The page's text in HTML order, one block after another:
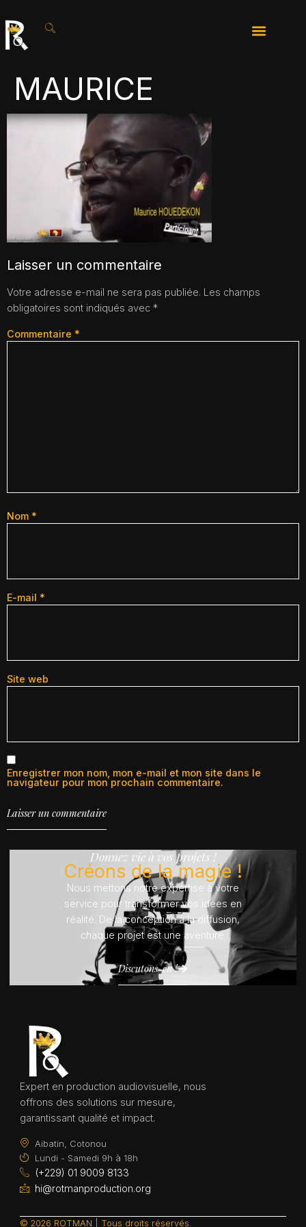
MAURICE
Laisser un commentaire
Votre adresse e-mail ne sera pas publiée. Les champs
obligatoires sont indiqués avec *
Commentaire *
Nom *
E-mail *
Site web
Enregistrer mon nom, mon e-mail et mon site dans le
navigateur pour mon prochain commentaire.
Donnez vie à vos projets !
Créons de la magie !
Nous mettons notre expertise à votre
service pour transformer vos idées en
réalité. De la conception à la diffusion,
chaque projet est une aventure.
Discutons-en !
Expert en production audiovisuelle, nous
offrons des solutions sur mesure,
garantissant qualité et impact.
Aibatin, Cotonou
Lundi - Samedi 9h à 18h
(+229) 01 9009 8133
hi@rotmanproduction.org
© 2026 ROTMAN | Tous droits réservés.